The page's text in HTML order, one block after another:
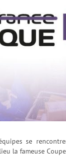
se
la fameuse Coupe